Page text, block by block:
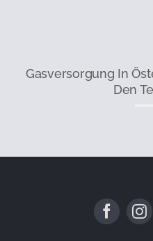
Gasversorgung In
Den